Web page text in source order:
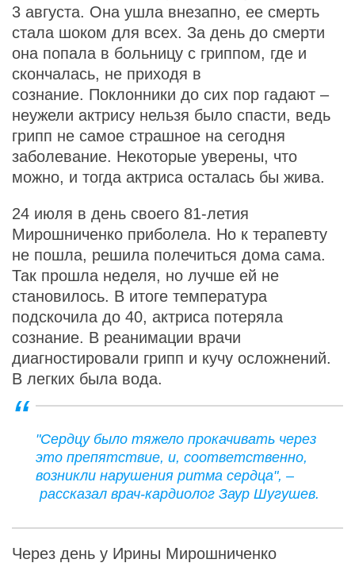
3 августа. Она ушла внезапно, ее смерть
стала шоком для всех. За день до смерти
она попала в больницу с гриппом, где и
скончалась, не приходя в
сознание. Поклонники до сих пор гадают –
неужели актрису нельзя было спасти, ведь
грипп не самое страшное на сегодня
заболевание. Некоторые уверены, что
можно, и тогда актриса осталась бы жива.
24 июля в день своего 81-летия
Мирошниченко приболела. Но к терапевту
не пошла, решила полечиться дома сама.
Так прошла неделя, но лучше ей не
становилось. В итоге температура
подскочила до 40, актриса потеряла
сознание. В реанимации врачи
диагностировали грипп и кучу осложнений.
В легких была вода.
"Сердцу было тяжело прокачивать через
это препятствие, и, соответственно,
возникли нарушения ритма сердца", –
рассказал врач-кардиолог Заур Шугушев.
Через день у Ирины Мирошниченко